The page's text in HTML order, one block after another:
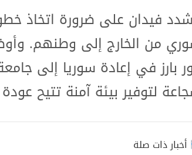
من الخارج إلى وطنهم.
بارز في إعادة سوريا إلى
لتوفير بيئة آمنة تتيح
أخبار ذات صلة